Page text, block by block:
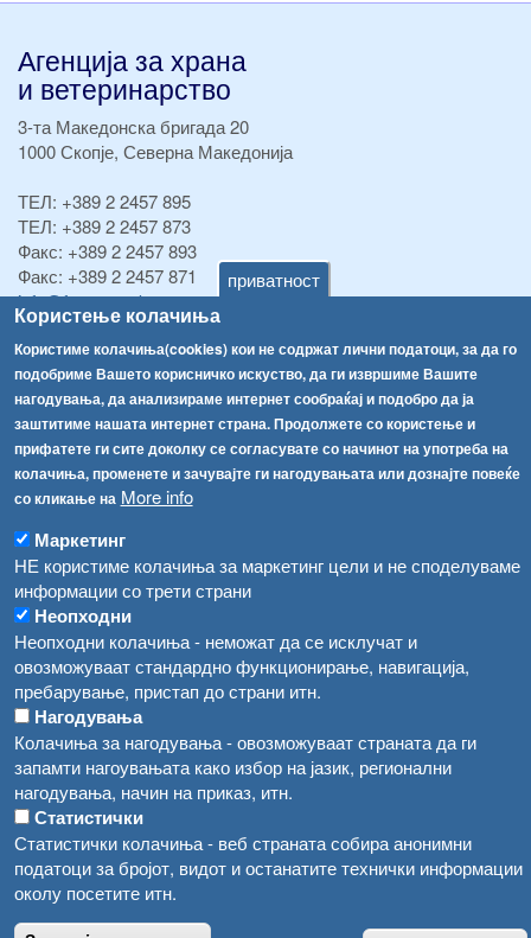
приватност
Користење колачиња
Користиме колачиња(cookies) кои не содржат лични податоци, за да го
подобриме Вашето корисничко искуство, да ги извршиме Вашите
нагодувања, да анализираме интернет сообраќај и подобро да ја
заштитиме нашата интернет страна. Продолжете со користење и
прифатете ги сите доколку се согласувате со начинот на употреба на
колачиња, променете и зачувајте ги нагодувањата или дознајте повеќе
со кликање на More info
Маркетинг
НЕ користиме колачиња за маркетинг цели и не споделуваме
информации со трети страни
Неопходни
Неопходни колачиња - неможат да се исклучат и
овозможуваат стандардно функционирање, навигација,
пребарување, пристап до страни итн.
Нагодувања
Колачиња за нагодувања - овозможуваат страната да ги
запамти нагоувањата како избор на јазик, регионални
нагодувања, начин на приказ, итн.
Статистички
Статистички колачиња - веб страната собира анонимни
податоци за бројот, видот и останатите технички информации
околу посетите итн.
Агенција за храна
и ветеринарство
3-та Македонска бригада 20
1000 Скопје, Северна Македонија
ТЕЛ: +389 2 2457 895
ТЕЛ: +389 2 2457 873
Факс: +389 2 2457 893
Факс: +389 2 2457 871
info@fva.gov.mk
[АХВ-претходна страна]
Соопштенија
Република Бугарија ги засили официјалните контроли при увоз на свежо овошје и зеленчук
Високите температури ризик од труење со храна, опасни се и за животните
Водата во Гостивар може да се користи како техничка, продолжува испораката на флаширана вода
Во Гостивар спроведени 70 вонредни контроли
Забраната за водата во Гостивар останува на сила, операторите да користат само технички безбедна вода
Навигација
Архива
Регистри
Обрасци
Огласи